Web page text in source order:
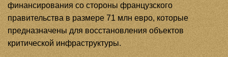
финансирования со стороны французского
правительства в размере 71 млн евро, которые
предназначены для восстановления объектов
критической инфраструктуры.